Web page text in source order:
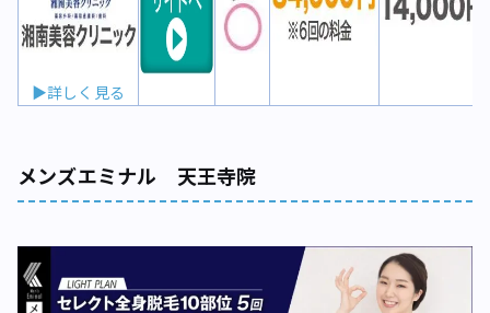
▶詳しく見る
メンズエミナル 天王寺院